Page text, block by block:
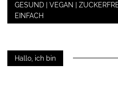
GESUND | VEGAN |
EINFACH
Hallo, ich bin